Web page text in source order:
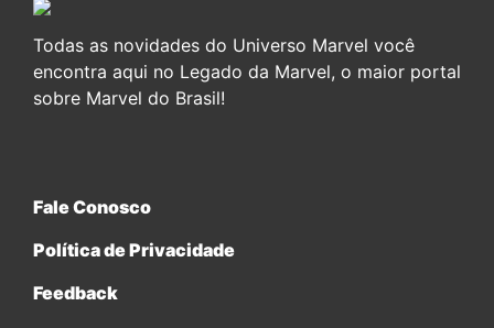
Todas as novidades do Universo Marvel você
encontra aqui no Legado da Marvel, o maior portal
sobre Marvel do Brasil!
Fale Conosco
Política de Privacidade
Feedback